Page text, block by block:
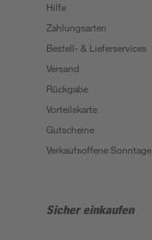
Hilfe
Zahlungsarten
Bestell- & Lieferservices
Versand
Rückgabe
Vorteilskarte
Gutscheine
Verkaufsoffene Sonntage
Sicher einkaufen